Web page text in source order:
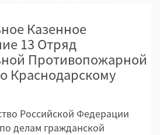
Казенное
13 Отряд
Противопожарной
Краснодарскому
Российской Федерации
делам гражданской